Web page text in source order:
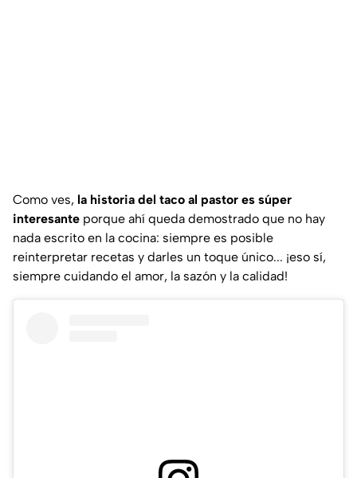
Como ves, la historia del taco al pastor es súper
interesante porque ahí queda demostrado que no hay
nada escrito en la cocina: siempre es posible
reinterpretar recetas y darles un toque único... ¡eso sí,
siempre cuidando el amor, la sazón y la calidad!